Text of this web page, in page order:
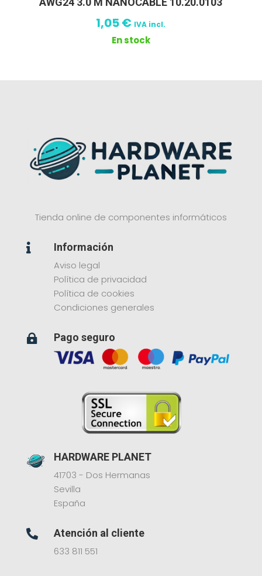
1,05€ IVA incl.
En stock
Tienda online de componentes informáticos

Información
Aviso legal
Política de privacidad
Política de cookies
Condiciones generales
 Pago seguro
HARDWARE PLANET
41703 - Dos Hermanas
Sevilla
España

Atención al cliente
633 811 551